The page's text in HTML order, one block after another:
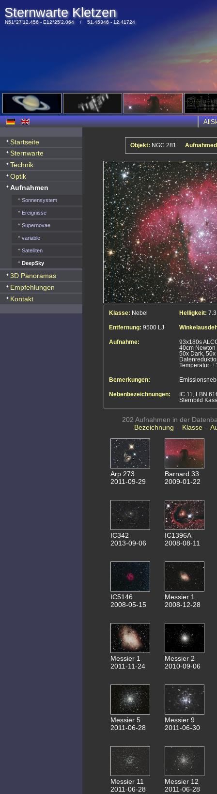
Sternwarte Kletzen
N51°27'12.456 - E12°25'2.064 / 51.45346 - 12.41724
Startseite
Sternwarte
Technik
Optik
Aufnahmen
Sonnensystem
Ereignisse
Supernovae
variable
Satelliten
DeepSky
3D Panoramas
Empfehlungen
Kontakt
Objekt: NGC 281
Klasse: Nebel Helligkeit:
Entfernung: 9500 LJ
Aufnahme:
93x180s
40cm Newton
50x Dark, 50x
Temperatur:
Bemerkungen:
Nebenbezeichnungen:
IC 11, LBN
Sternbild
202 Aufnahmen in der
Bezeichnung - Klasse -
Arp 273
2011-09-29
Barnard 33
2009-01-22
IC342
2013-09-06
IC1396A
2008-08-11
IC5146
2008-05-15
Messier 1
2008-12-28
Messier 1
2011-11-24
Messier 2
2010-09-06
Messier 5
2011-06-28
Messier 9
2011-06-30
Messier 11
2011-06-28
Messier 12
2011-06-28